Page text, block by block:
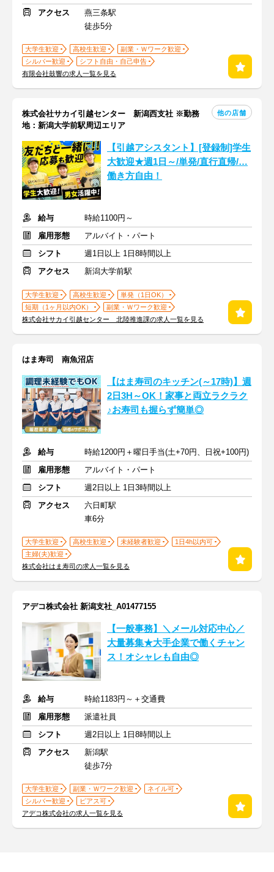
アクセス
燕三条駅
徒歩5分
大学生歓迎 高校生歓迎
副業・Ｗワーク歓迎
シルバー歓迎
シフト自由・自己申告
有限会社鼓響の求人一覧を見る
株式会社サカイ引越センター 新潟西支社 ※勤務
地：新潟大学前駅周辺エリア
他の店舗
【引越アシスタント】[登録制]学生
大歓迎★週1日～/単発/直行直帰/…
働き方自由！
給与
時給1100円～
雇用形態
アルバイト・パート
シフト
週1日以上 1日8時間以上
アクセス
新潟大学前駅
大学生歓迎 高校生歓迎
単発（1日OK）
短期（1ヶ月以内OK）
副業・Ｗワーク歓迎
株式会社サカイ引越センター 北陸推進課の求人一覧を見る
はま寿司 南魚沼店
【はま寿司のキッチン(～17時)】週
2日3H～OK！家事と両立ラクラク
♪お寿司も握らず簡単◎
給与
時給1200円＋曜日手当(土+70円、日祝+100円)
雇用形態
アルバイト・パート
シフト
週2日以上 1日3時間以上
アクセス
六日町駅
車6分
大学生歓迎 高校生歓迎 未経験者歓迎
1日4h以内可
主婦(夫)歓迎
株式会社はま寿司の求人一覧を見る
アデコ株式会社 新潟支社_A01477155
【一般事務】＼メール対応中心／
大量募集★大手企業で働くチャン
ス！オシャレも自由◎
給与
時給1183円～＋交通費
雇用形態
派遣社員
シフト
週2日以上 1日8時間以上
アクセス
新潟駅
徒歩7分
大学生歓迎 副業・Ｗワーク歓迎
ネイル可
シルバー歓迎
ピアス可
アデコ株式会社の求人一覧を見る